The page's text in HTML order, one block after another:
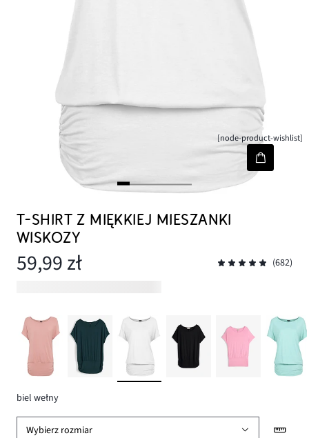
[node-product-wishlist]
T-SHIRT Z MIĘKKIEJ MIESZANKI
WISKOZY
59,99 zł (682)
biel wełny
Wybierz rozmiar